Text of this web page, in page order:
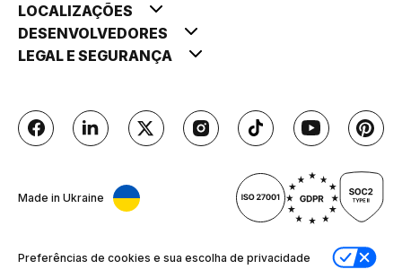
LOCALIZAÇÕES
DESENVOLVEDORES
LEGAL E SEGURANÇA
Made in Ukraine
Preferências de cookies e sua escolha de privacidade